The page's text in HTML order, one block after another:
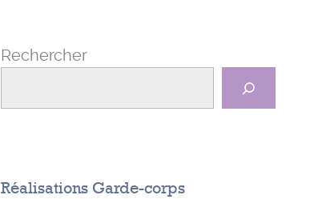
Rechercher
Réalisations Garde-corps